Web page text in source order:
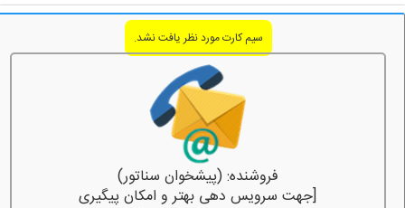
سیم کارت مورد نظر یافت نشد.
فروشنده: (پیشخوان سناتور)
[جهت سرویس دهی بهتر و امکان پیگیری